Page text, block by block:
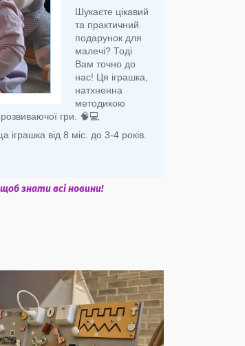
Шукаєте цікавий
та практичний
подарунок для
малечі? Тоді
Вам точно до
нас! Ця іграшка,
натхненна
методикою
гри. 🧠💻
іграшка від 8 міс. до 3-4 років.
щоб знати всі новини!